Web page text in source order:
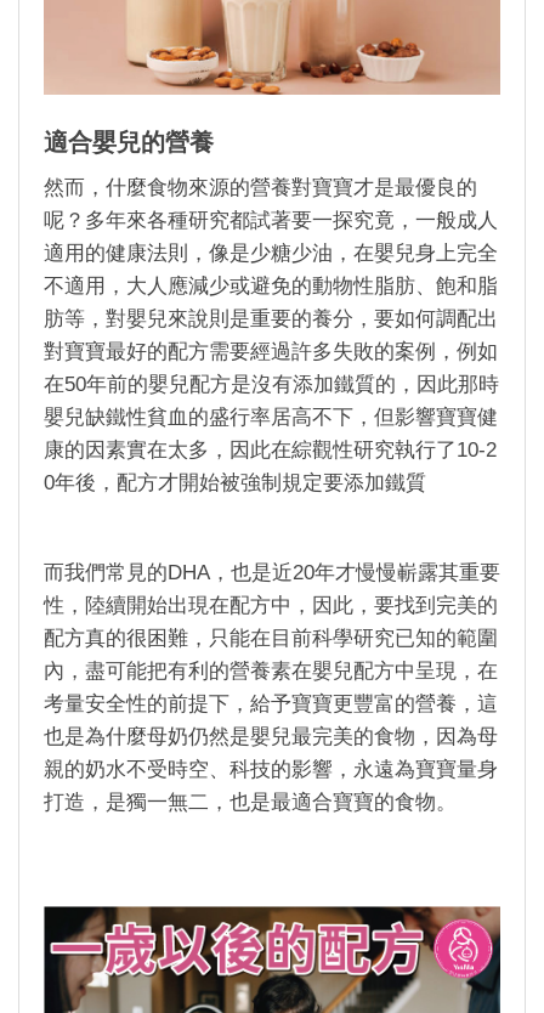
適合嬰兒的營養
然而，什麼食物來源的營養對寶寶才是最優良的
呢？多年來各種研究都試著要一探究竟，一般成人
適用的健康法則，像是少糖少油，在嬰兒身上完全
不適用，大人應減少或避免的動物性脂肪、飽和脂
肪等，對嬰兒來說則是重要的養分，要如何調配出
對寶寶最好的配方需要經過許多失敗的案例，例如
在50年前的嬰兒配方是沒有添加鐵質的，因此那時
嬰兒缺鐵性貧血的盛行率居高不下，但影響寶寶健
康的因素實在太多，因此在綜觀性研究執行了10-2
0年後，配方才開始被強制規定要添加鐵質
而我們常見的DHA ，也是近20年才慢慢嶄露其重要
性，陸續開始出現在配方中，因此，要找到完美的
配方真的很困難，只能在目前科學研究已知的範圍
內，盡可能把有利的營養素在嬰兒配方中呈現，在
考量安全性的前提下，給予寶寶更豐富的營養，這
也是為什麼母奶仍然是嬰兒最完美的食物，因為母
親的奶水不受時空、科技的影響，永遠為寶寶量身
打造，是獨一無二，也是最適合寶寶的食物。